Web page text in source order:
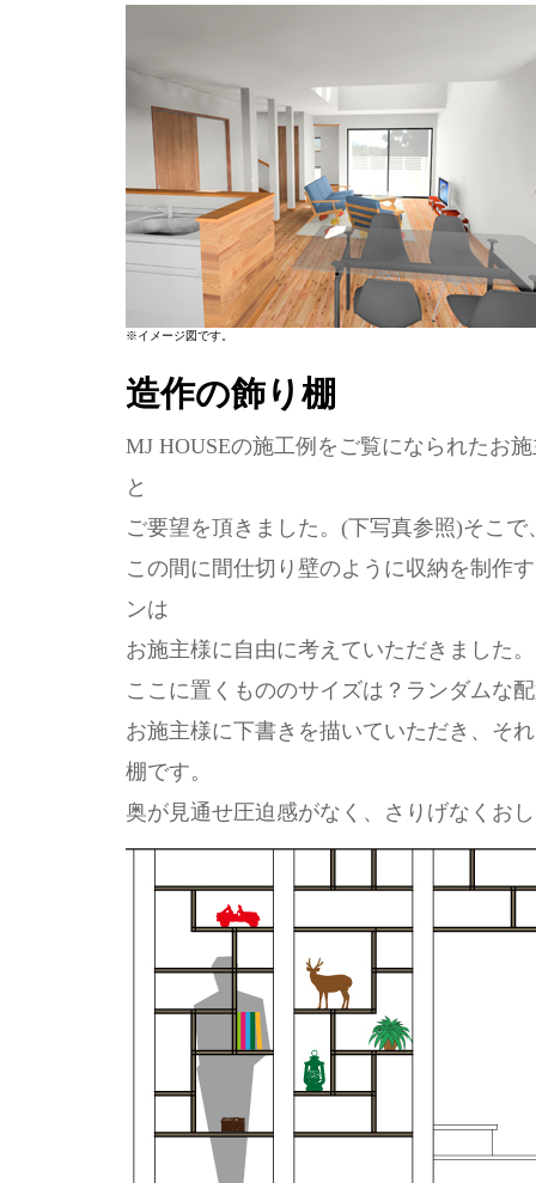
※イメージ図です。
造作の飾り棚
MJ HOUSEの施工例をご覧になられたお
と
ご要望を頂きました。(下写真参照)そこ
この間に間仕切り壁のように収納を制作
ンは
お施主様に自由に考えていただきました。
ここに置くもののサイズは？ランダムな
お施主様に下書きを描いていただき、そ
棚です。
奥が見通せ圧迫感がなく、さりげなくお